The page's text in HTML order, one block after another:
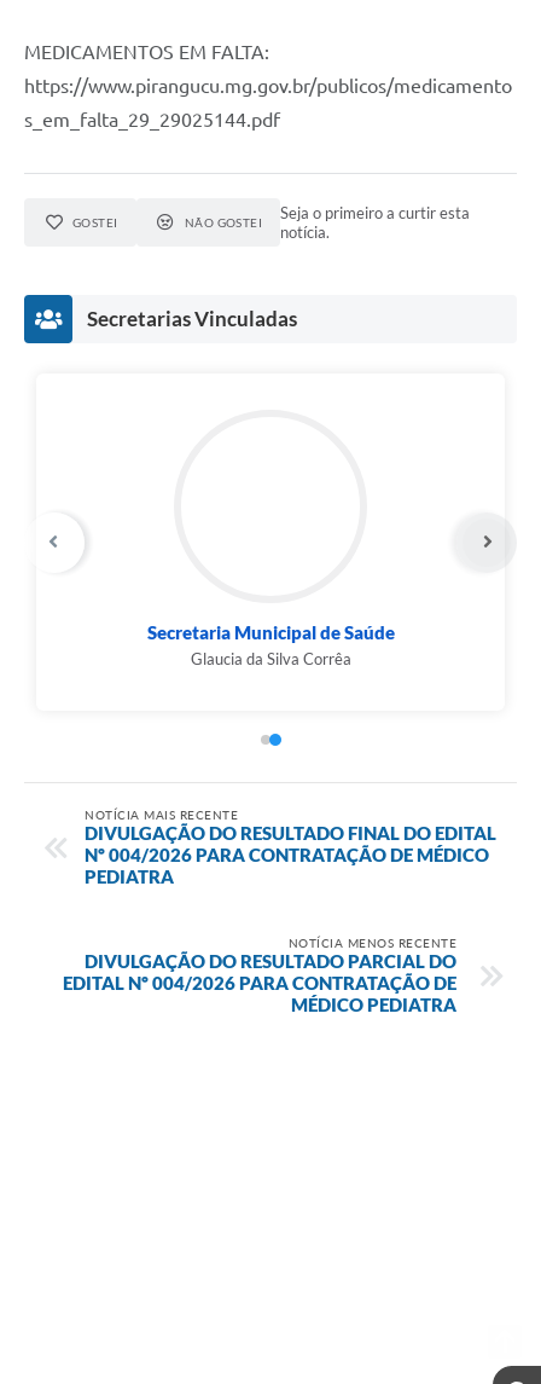
MEDICAMENTOS EM FALTA:
https://www.pirangucu.mg.gov.br/publicos/medicamento
s_em_falta_29_29025144.pdf
GOSTEI NÃO GOSTEI
Seja o primeiro a curtir esta
notícia.
Secretarias Vinculadas
Secretaria Municipal de Saúde
Glaucia da Silva Corrêa
NOTÍCIA MAIS RECENTE
DIVULGAÇÃO DO RESULTADO FINAL DO EDITAL
Nº 004/2026 PARA CONTRATAÇÃO DE MÉDICO
PEDIATRA
NOTÍCIA MENOS RECENTE
DIVULGAÇÃO DO RESULTADO PARCIAL DO
EDITAL Nº 004/2026 PARA CONTRATAÇÃO DE
MÉDICO PEDIATRA